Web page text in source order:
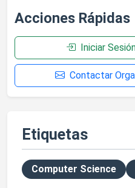
Acciones Rápidas
Iniciar
Contactar
Etiquetas
Computer Science